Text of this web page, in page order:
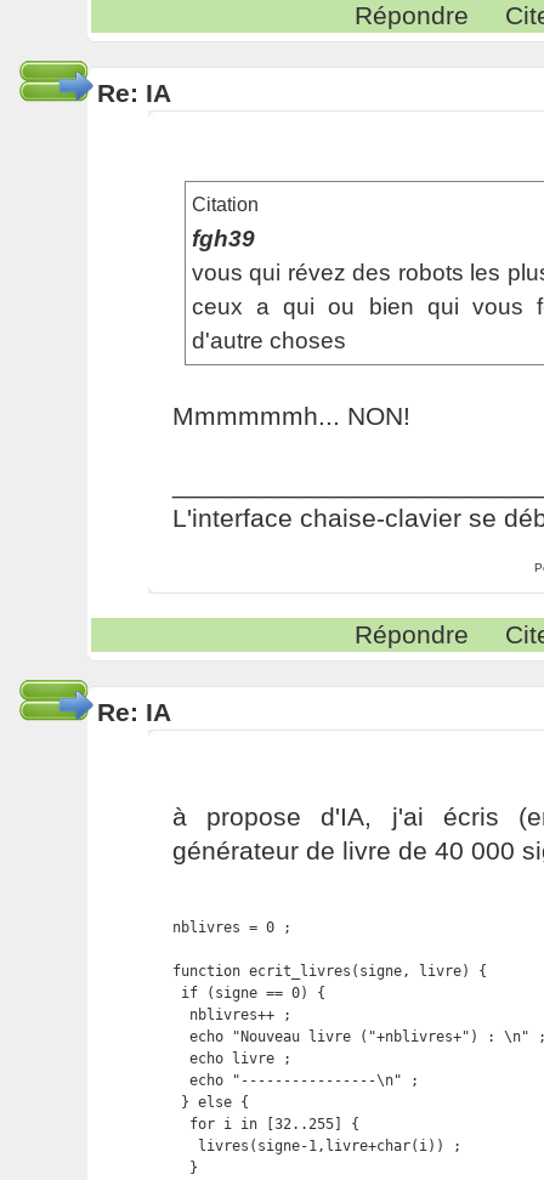
Répondre
Re: IA
Citation
fgh39
vous qui révez des robots les
ceux a qui ou bien qui vous
d'autre choses
Mmmmmmh... NON!
L'interface chaise-clavier se
Répondre
Re: IA
à propose d'IA, j'ai écris
générateur de livre de 40 000
nblivres = 0 ;
function ecrit_livres(signe, livre) {
if (signe == 0) {
  nblivres++ ;
echo "Nouveau livre ("+nblivres+") : \n"
  echo livre ;
  echo "----------------\n" ;
} else {
  for i in [32..255] {
   livres(signe-1,livre+char(i)) ;
  }